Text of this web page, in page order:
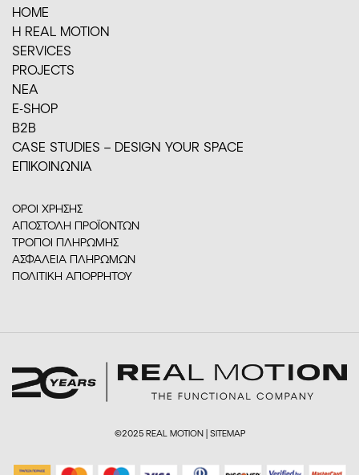
HOME
H REAL MOTION
SERVICES
PROJECTS
ΝΕΑ
E-SHOP
Β2Β
CASE STUDIES – DESIGN YOUR SPACE
ΕΠΙΚΟΙΝΩΝΙΑ
ΟΡΟΙ ΧΡΗΣΗΣ
ΑΠΟΣΤΟΛΗ ΠΡΟΪΟΝΤΩΝ
ΤΡΟΠΟΙ ΠΛΗΡΩΜΗΣ
ΑΣΦΑΛΕΙΑ ΠΛΗΡΩΜΩΝ
ΠΟΛΙΤΙΚΗ ΑΠΟΡΡΗΤΟΥ
©2025 REAL MOTION | SITEMAP